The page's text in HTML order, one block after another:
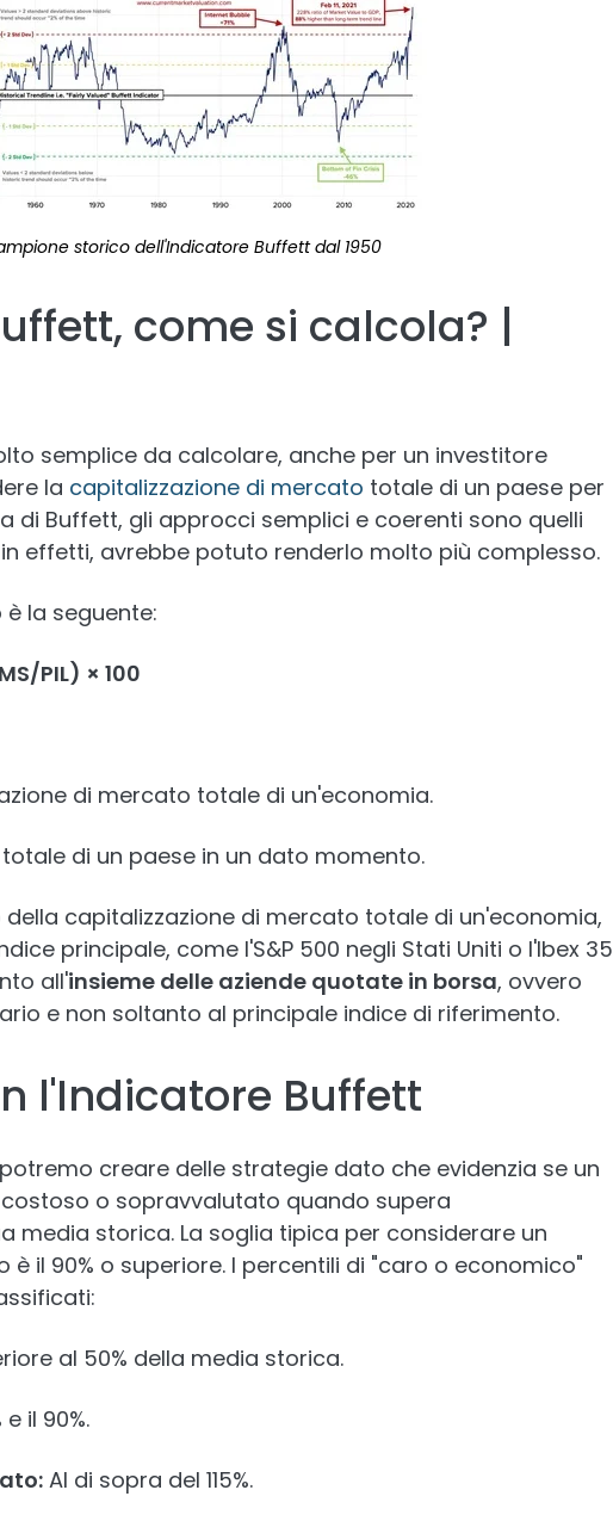
storico dell'Indicatore Buffett dal 1950
come si calcola? |
semplice da calcolare, anche per un investitore
la capitalizzazione di mercato totale di un paese per
di Buffett, gli approcci semplici e coerenti sono quelli
effetti, avrebbe potuto renderlo molto più complesso.
la seguente:
PIL) × 100
di mercato totale di un'economia.
di un paese in un dato momento.
capitalizzazione di mercato totale di un'economia,
principale, come l'S&P 500 negli Stati Uniti o l'Ibex 35
all'insieme delle aziende quotate in borsa, ovvero
e non soltanto al principale indice di riferimento.
l'Indicatore Buffett
creare delle strategie dato che evidenzia se un
o sopravvalutato quando supera
media storica. La soglia tipica per considerare un
il 90% o superiore. I percentili di "caro o economico"
al 50% della media storica.
il 90%.
Al di sopra del 115%.